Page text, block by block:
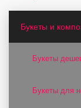
Букеты и
Букеты
Букеты для